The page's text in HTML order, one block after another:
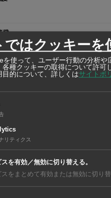
発
に隠す
感染者数 – 5月5日〜5月11日
はクッキーを
を使って、ユーザー行動の分析や
種クッキーの取得について許可
的について、詳しくはサイトポ
リティクス
を有効／無効に切り替える。
スをまとめて有効または無効に切り替